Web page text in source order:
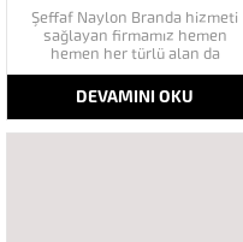
Şeffaf Naylon Branda hizmeti
sağlayan firmamız hemen
hemen her türlü alan da
müşterilerine branda hizmeti
sağlamaktadır. Şeffaf fermuarlı
kış bahçesi Şeffaf fermuarlı kış
bahçesi ile mekanlarınızın vaz
DEVAMINI OKU